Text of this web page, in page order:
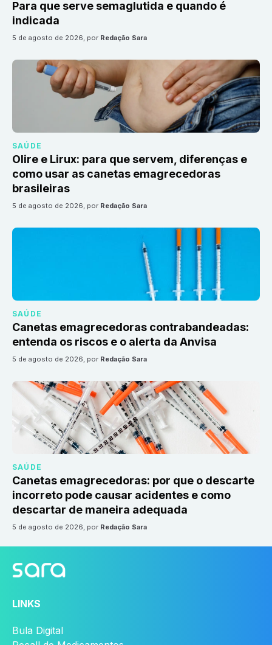
Para que serve semaglutida e quando é
indicada
5 de agosto de 2026, por Redação Sara
SAÚDE
Olire e Lirux: para que servem, diferenças e
como usar as canetas emagrecedoras
brasileiras
5 de agosto de 2026, por Redação Sara
SAÚDE
Canetas emagrecedoras contrabandeadas:
entenda os riscos e o alerta da Anvisa
5 de agosto de 2026, por Redação Sara
SAÚDE
Canetas emagrecedoras: por que o descarte
incorreto pode causar acidentes e como
descartar de maneira adequada
5 de agosto de 2026, por Redação Sara
LINKS
Bula Digital